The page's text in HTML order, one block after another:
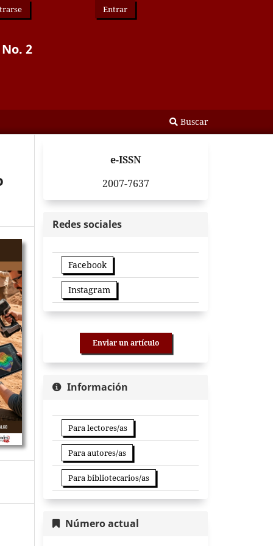
2
Buscar
Entrar
e-ISSN
2007-7637
Redes sociales
Facebook
Instagram
Enviar un artículo
Información
Para lectores/as
Para autores/as
Para bibliotecarios/as
Número actual